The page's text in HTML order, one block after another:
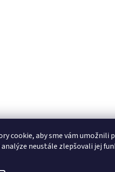
cookie, aby sme vám umožnili
neustále zlepšovali jej